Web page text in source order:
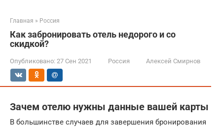
Главная » Россия
Как забронировать отель недорого и со
скидкой?
Опубликовано: 27 Сен 2021 Россия Алексей Смирнов
Зачем отелю нужны данные вашей карты
В большинстве случаев для завершения бронирования